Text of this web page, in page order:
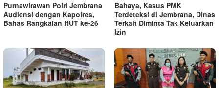
Purnawirawan Polri Jembrana
Audiensi dengan Kapolres,
Bahas Rangkaian HUT ke-26
Bahaya, Kasus PMK
Terdeteksi di Jembrana, Dinas
Terkait Diminta Tak Keluarkan
Izin